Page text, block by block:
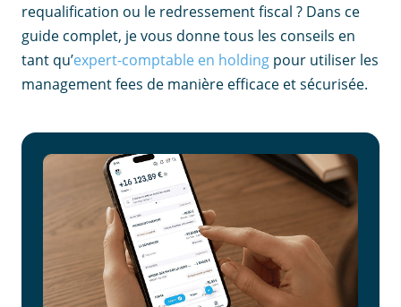
requalification ou le redressement fiscal ? Dans ce
guide complet, je vous donne tous les conseils en
tant qu’expert-comptable en holding pour utiliser les
management fees de manière efficace et sécurisée.